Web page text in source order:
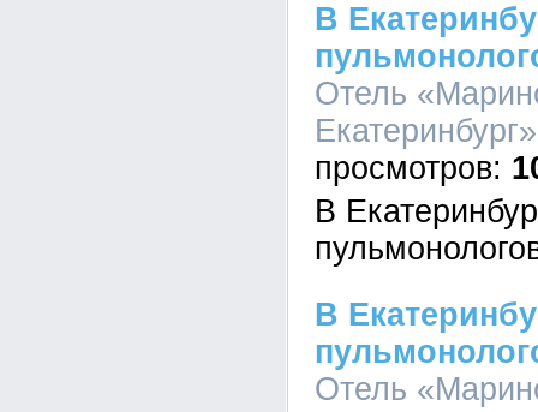
В
Отель
В
В
Отель